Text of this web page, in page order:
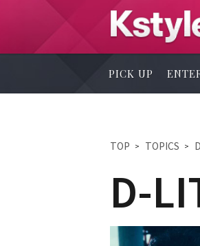
PICK UP
TOP TOPICS
D-